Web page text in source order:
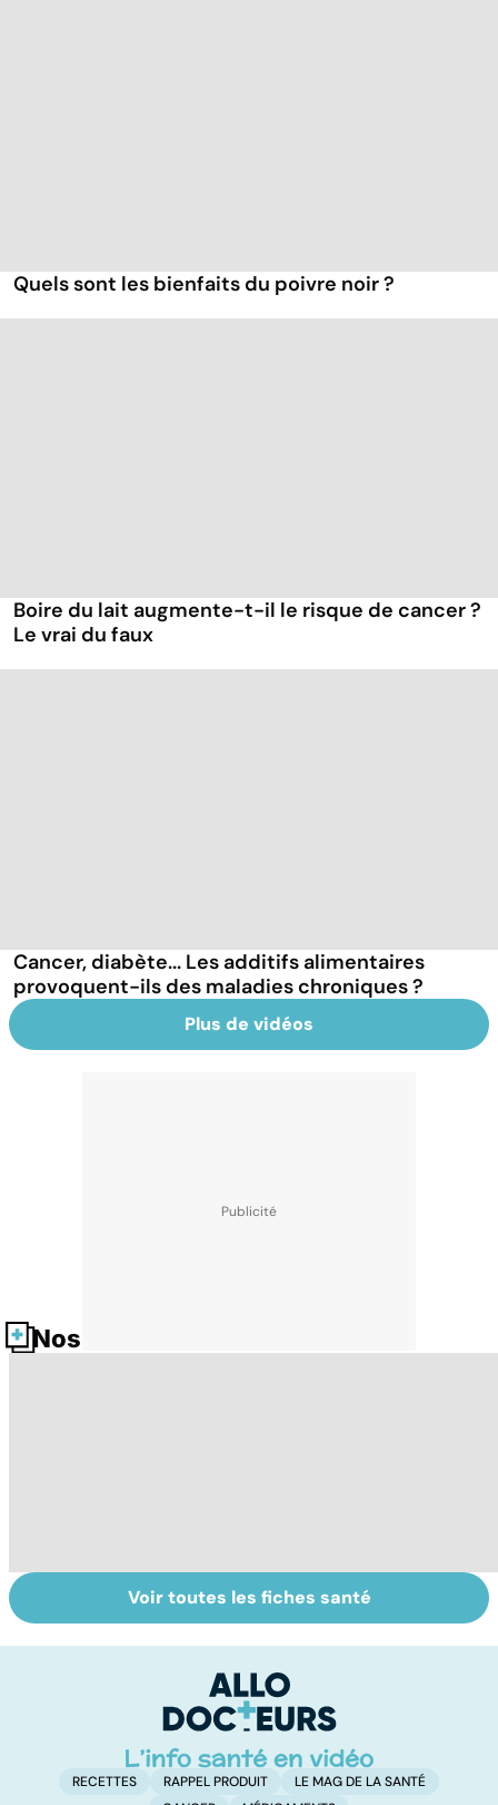
Quels sont les bienfaits du poivre noir ?
Boire du lait augmente-t-il le risque de cancer ?
Le vrai du faux
Cancer, diabète... Les additifs alimentaires
provoquent-ils des maladies chroniques ?
Plus de vidéos
Nos fiches santé
HPV : tout savoir
sur les
Gynéco : un suivi
pour la vie
Voir toutes les fiches santé
RECETTES RAPPEL PRODUIT
LE MAG DE LA SANTÉ